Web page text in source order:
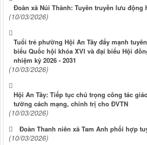
Đoàn xã Núi Thành: Tuyên truyền lưu
(10/03/2026)
Tuổi trẻ phường Hội An Tây đẩy mạnh
biểu Quốc hội khóa XVI và đại biểu Hội
nhiệm kỳ 2026 - 2031
(10/03/2026)
Hội An Tây: Tiếp tục chú trọng công tác
tưởng cách mạng, chính trị cho ĐVTN
(10/03/2026)
Đoàn Thanh niên xã Tam Anh phối hợp
(10/03/2026)